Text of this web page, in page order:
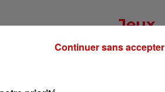
Jeux
Continuer sans accepter